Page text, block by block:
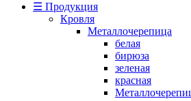
☰ Продукция
Кровля
Металлочерепица
белая
бирюза
зеленая
красная